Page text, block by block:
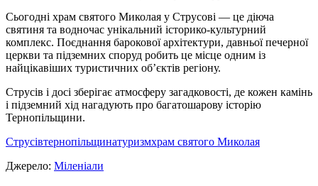
Сьогодні храм святого Миколая у Струсові — це діюча
святиня та водночас унікальний історико-культурний
комплекс. Поєднання барокової архітектури, давньої печерної
церкви та підземних споруд робить це місце одним із
найцікавіших туристичних об’єктів регіону.
Струсів і досі зберігає атмосферу загадковості, де кожен камінь
і підземний хід нагадують про багатошарову історію
Тернопільщини.
Струсівтернопільщинатуризмхрам святого Миколая
Джерело: Міленіали